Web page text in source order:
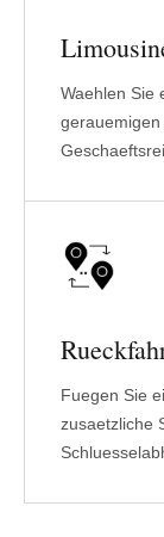
Waehlen Sie
gerauemigen
Fuegen Sie
zusaetzliche